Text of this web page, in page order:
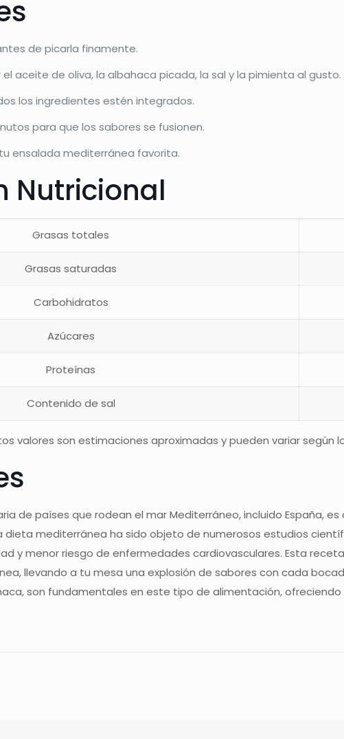
de picarla finamente.
el aceite de oliva, la albahaca picada, la sal y la pimienta al gusto.
los ingredientes estén integrados.
para que los sabores se fusionen.
ensalada mediterránea favorita.
Nutricional
Grasas totales
Grasas saturadas
Carbohidratos
Azúcares
Proteínas
Contenido de sal
valores son estimaciones aproximadas y pueden variar según
de países que rodean el mar Mediterráneo, incluido España,
dieta mediterránea ha sido objeto de numerosos estudios
y menor riesgo de enfermedades cardiovasculares. Esta
llevando a tu mesa una explosión de sabores con cada
son fundamentales en este tipo de alimentación,